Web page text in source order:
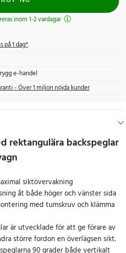
inom 1-2 vardagar
på 1 dag*
e-handel
- Över 1 miljon nöjda kunder
rektangulära backspeglar
siktövervakning
åt både höger och vänster sida
med tumskruv och klämma
är utvecklade för att ge förare av
större fordon en överlägsen sikt.
90 grader både vertikalt